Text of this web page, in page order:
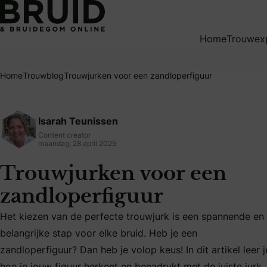
Home
HomeTrouwblogTrouwjurken voor een zandloperfiguur
Isarah Teunissen
Content creator
maandag, 28 april 2025
Trouwjurken voor een
zandloperfiguur
Het kiezen van de perfecte trouwjurk is een spannende
Het kiezen van de perfecte trouwjurk is een spannende en
belangrijke stap voor elke bruid. Heb je een
zandloperfiguur? Dan heb je volop keus! In dit artikel leer